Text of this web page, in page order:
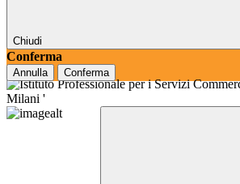
Chiudi
Conferma
Annulla Conferma